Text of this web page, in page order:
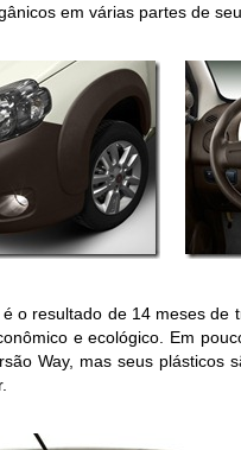
em várias partes de
o resultado de 14 meses
e ecológico. Em
Way, mas seus plásticos